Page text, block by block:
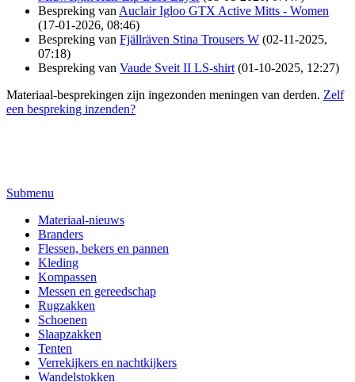
Bespreking van Auclair Igloo GTX Active Mitts - Women
(17-01-2026, 08:46)
Bespreking van Fjällräven Stina Trousers W (02-11-2025,
07:18)
Bespreking van Vaude Sveit II LS-shirt (01-10-2025, 12:27)
Materiaal-besprekingen zijn ingezonden meningen van derden. Zelf
een bespreking inzenden?
Submenu
Materiaal-nieuws
Branders
Flessen, bekers en pannen
Kleding
Kompassen
Messen en gereedschap
Rugzakken
Schoenen
Slaapzakken
Tenten
Verrekijkers en nachtkijkers
Wandelstokken